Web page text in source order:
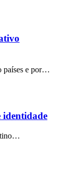
países e por…
identidade